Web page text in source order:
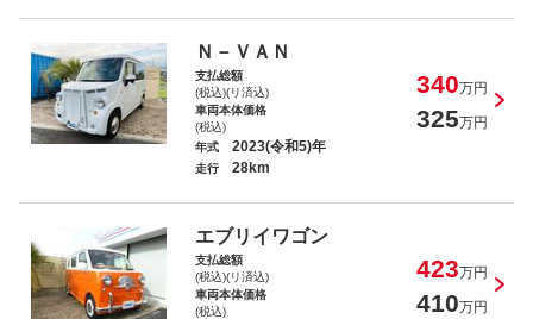
Ｎ－ＶＡＮ
支払総額
(税込)(リ済込)
340万円
車両本体価格
(税込)
325万円
年式 2023(令和5)年
走行 28km
エブリイワゴン
支払総額
(税込)(リ済込)
423万円
車両本体価格
(税込)
410万円